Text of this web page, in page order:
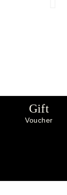
Gift
Voucher